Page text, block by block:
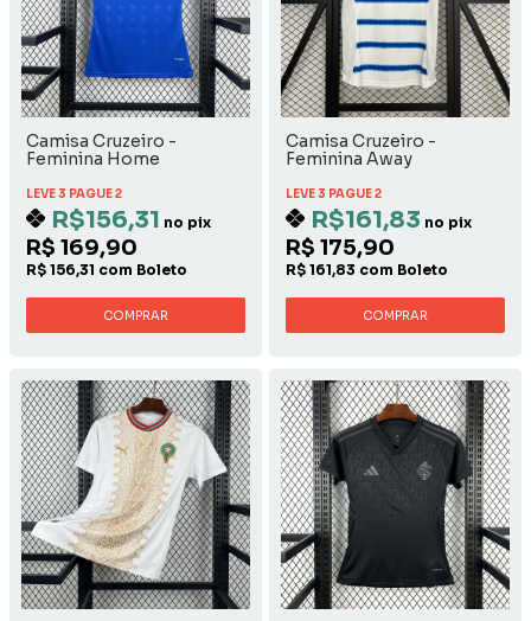
Camisa Cruzeiro -
Feminina Home
LEVE 3 PAGUE 2
R$156,31 no pix
R$ 169,90
R$ 156,31 com Boleto
COMPRAR
Camisa Cruzeiro -
Feminina Away
LEVE 3 PAGUE 2
R$161,83 no pix
R$ 175,90
R$ 161,83 com Boleto
COMPRAR